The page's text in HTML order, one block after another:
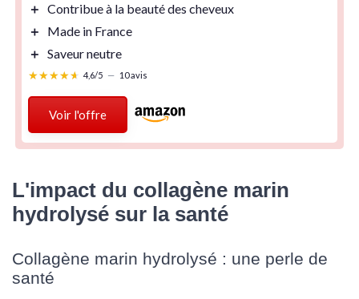
＋ Contribueà la beauté des cheveux
＋
Made in France
＋ Saveur neutre
★★★★★
★★★★★ 4,6/5 — 10 avis
Voir l'offre
L'impact du collagène marin
hydrolysé sur la santé
Collagène marin hydrolysé : une perle de
santé